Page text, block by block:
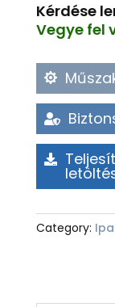
Kérdése
Vegye fel
Category: